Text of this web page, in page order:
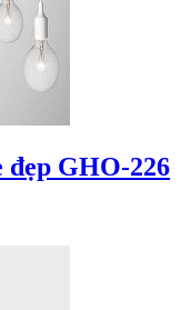
GHO-226